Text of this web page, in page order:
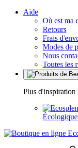
Aide
Où est ma
Retours
Frais
Modes de
Nous
Toutes les
Plus d'inspiration